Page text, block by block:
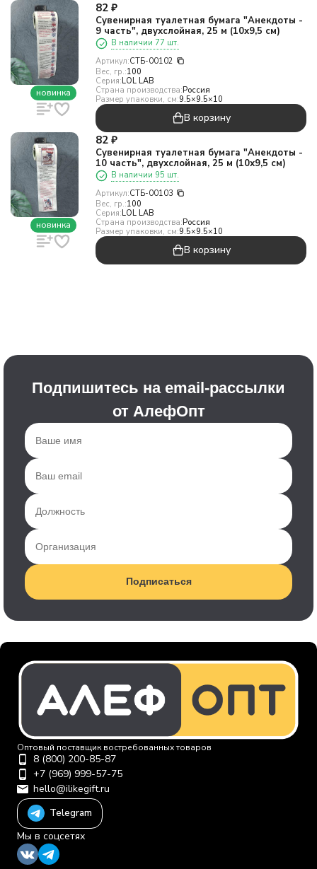
новинка
82 ₽
Сувенирная туалетная бумага "Анекдоты -
9 часть", двухслойная, 25 м (10х9,5 см)
В наличии 77 шт.
Артикул:СТБ-00102
Вес, гр.:100
Серия:LOL LAB
Страна производства:Россия
Размер упаковки, см:9.5×9.5×10
В корзину
новинка
82 ₽
Сувенирная туалетная бумага "Анекдоты -
10 часть", двухслойная, 25 м (10х9,5 см)
В наличии 95 шт.
Артикул:СТБ-00103
Вес, гр.:100
Серия:LOL LAB
Страна производства:Россия
Размер упаковки, см:9.5×9.5×10
В корзину
Подпишитесь на email-рассылки
от АлефОпт
Подписаться
Оптовый поставщик востребованных товаров
8 (800) 200-85-87
+7 (969) 999-57-75
hello@ilikegift.ru
Telegram
Мы в соцсетях